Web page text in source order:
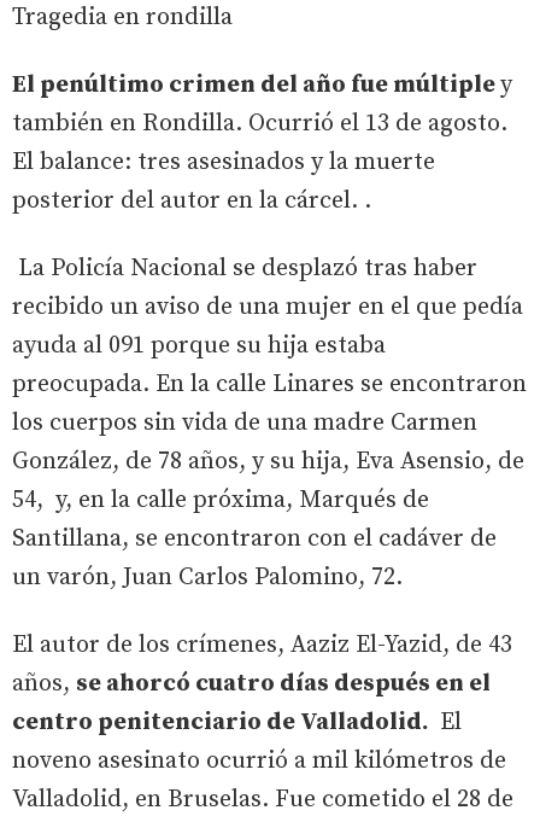
Tragedia en rondilla
El penúltimo crimen del año fue múltipley
también en Rondilla. Ocurrió el 13 de agosto.
El balance: tres asesinados y la muerte
posterior del autor en la cárcel. .
La Policía Nacional se desplazó tras haber
recibido un aviso de una mujer en el que pedía
ayuda al 091 porque su hija estaba
preocupada. En la calle Linares se encontraron
los cuerpos sin vida de una madre Carmen
González, de 78 años, y su hija, Eva Asensio, de
54, y, en la calle próxima, Marqués de
Santillana, se encontraron con el cadáver de
un varón, Juan Carlos Palomino, 72.
El autor de los crímenes, Aaziz El-Yazid, de 43
años, se ahorcó cuatro días después en el
centro penitenciario de Valladolid. El
noveno asesinato ocurrió a mil kilómetros de
Valladolid, en Bruselas. Fue cometido el 28 de